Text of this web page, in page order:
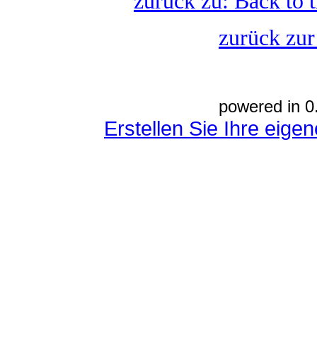
zurück
powered in
Erstellen Sie Ihre